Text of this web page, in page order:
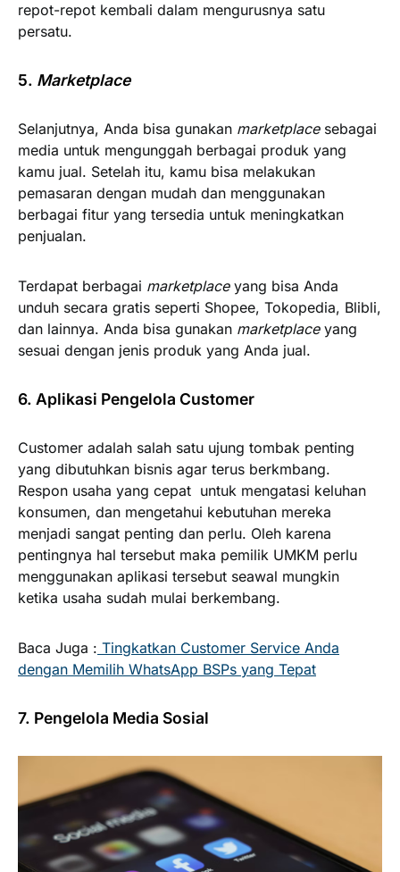
repot-repot kembali dalam mengurusnya satu
persatu.
5. Marketplace
Selanjutnya, Anda bisa gunakan marketplacesebagai
media untuk mengunggah berbagai produk yang
kamu jual. Setelah itu, kamu bisa melakukan
pemasaran dengan mudah dan menggunakan
berbagai fitur yang tersedia untuk meningkatkan
penjualan.
Terdapat berbagai marketplaceyang bisa Anda
unduh secara gratis seperti Shopee, Tokopedia, Blibli,
dan lainnya. Anda bisa gunakan marketplaceyang
sesuai dengan jenis produk yang Anda jual.
6. Aplikasi Pengelola Customer
Customer adalah salah satu ujung tombak penting
yang dibutuhkan bisnis agar terus berkmbang.
Respon usaha yang cepat untuk mengatasi keluhan
konsumen, dan mengetahui kebutuhan mereka
menjadi sangat penting dan perlu. Oleh karena
pentingnya hal tersebut maka pemilik UMKM perlu
menggunakan aplikasi tersebut seawal mungkin
ketika usaha sudah mulai berkembang.
Baca Juga : Tingkatkan Customer Service Anda
dengan Memilih WhatsApp BSPs yang Tepat
7. Pengelola Media Sosial